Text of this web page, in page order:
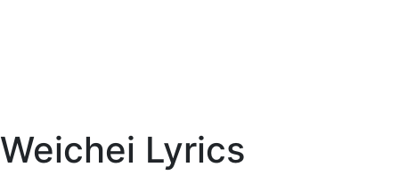
Weichei Lyrics